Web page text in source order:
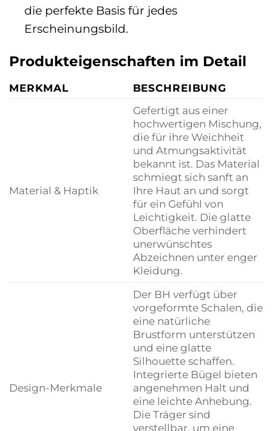
die perfekte Basis für jedes
Erscheinungsbild.
Produkteigenschaften im Detail
MERKMAL BESCHREIBUNG
Material & Haptik
Gefertigt aus einer
hochwertigen Mischung,
die für ihre Weichheit
und Atmungsaktivität
bekannt ist. Das Material
schmiegt sich sanft an
Ihre Haut an und sorgt
für ein Gefühl von
Leichtigkeit. Die glatte
Oberfläche verhindert
unerwünschtes
Abzeichnen unter enger
Kleidung.
Design-Merkmale
Der BH verfügt über
vorgeformte Schalen, die
eine natürliche
Brustform unterstützen
und eine glatte
Silhouette schaffen.
Integrierte Bügel bieten
angenehmen Halt und
eine leichte Anhebung.
Die Träger sind
verstellbar, um eine